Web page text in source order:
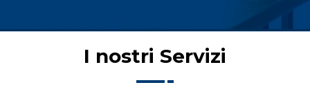
I nostri Servizi